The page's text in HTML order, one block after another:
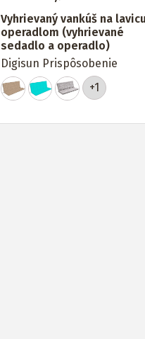
Vyhrievaný vankúš na
operadlom (vyhrievané
sedadlo a operadlo)
Digisun Prispôsobenie
+1